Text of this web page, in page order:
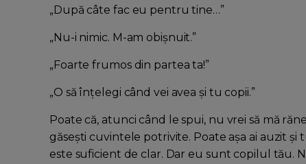
„După câte fac eu pentru tine…”
„Nu-i nimic. M-am obișnuit.”
„Foarte frumos din partea ta!”
„O să înțelegi când vei avea și tu copii.”
Poate că, atunci când le spui, nu vrei să mă
găsești cuvintele potrivite. Poate așa ai auzit și
este suficient de clar. Dar eu sunt copilul tău.